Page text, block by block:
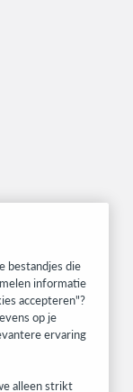
onderzoeken,
bestandjes die
informatie
accepteren"?
op je
ervaring
alleen strikt